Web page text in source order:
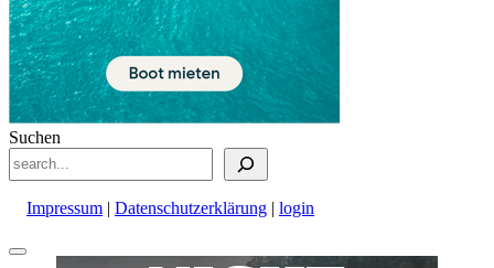
Suchen
Impressum | Datenschutzerklärung | login
Nach